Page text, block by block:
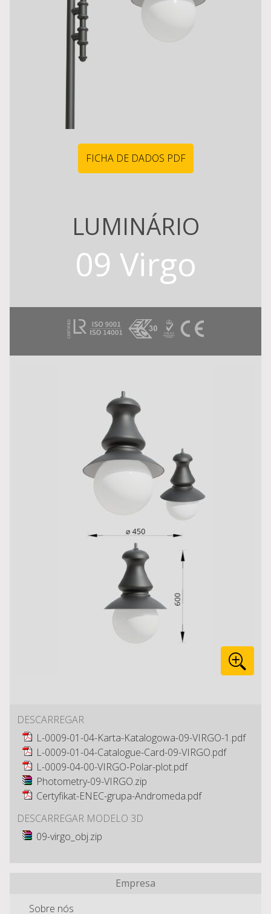
FICHA DE DADOS PDF
LUMINÁRIO
09 Virgo
DESCARREGAR
L-0009-01-04-Karta-Katalogowa-09-VIRGO-1.pdf
L-0009-01-04-Catalogue-Card-09-VIRGO.pdf
L-0009-04-00-VIRGO-Polar-plot.pdf
Photometry-09-VIRGO.zip
Certyfikat-ENEC-grupa-Andromeda.pdf
DESCARREGAR MODELO 3D
09-virgo_obj.zip
Empresa
Sobre nós